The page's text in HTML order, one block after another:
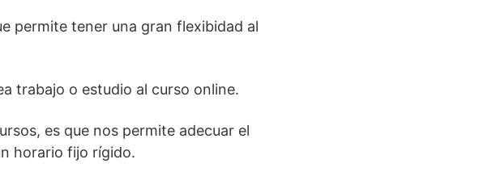
permite tener una gran flexibidad al
trabajo o estudio al curso online.
es que nos permite adecuar el
horario fijo rígido.